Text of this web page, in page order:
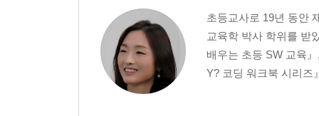
초등교사로 19년 동안
교육학 박사 학위를 받
배우는 초등 SW 교육
Y? 코딩 워크북 시리즈